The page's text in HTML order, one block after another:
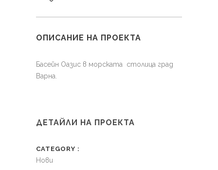
ОПИСАНИЕ НА ПРОЕКТА
Басейн Оазис в морската столица град
Варна.
ДЕТАЙЛИ НА ПРОЕКТА
CATEGORY
Нови